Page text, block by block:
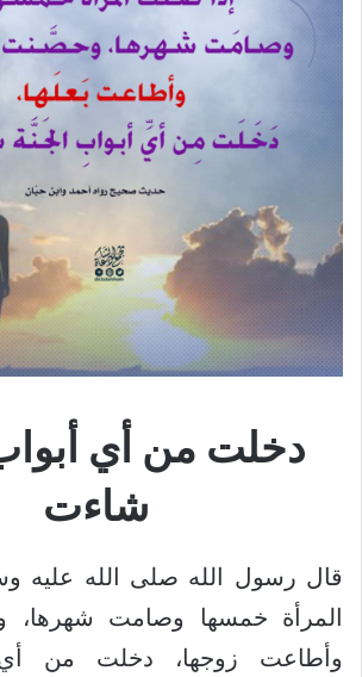
دخلت من أي
شاءت
قال رسول الله صلى الله عليه
المرأة خمسها وصامت شهرها،
وأطاعت زوجها، دخلت من أي